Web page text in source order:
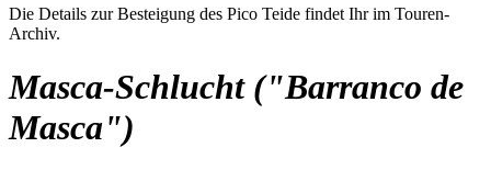
Die Details zur Besteigung des Pico Teide findet Ihr im Touren-
Archiv.
Masca-Schlucht ("Barranco de
Masca")